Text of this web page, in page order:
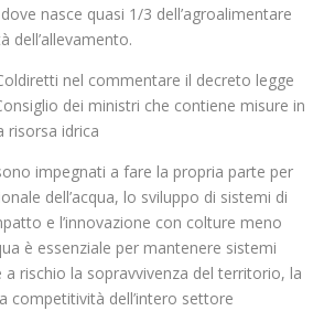
nasce quasi 1/3 dell’agroalimentare
dell’allevamento.
nel commentare il decreto legge
dei ministri che contiene misure in
risorsa idrica
impegnati a fare la propria parte per
dell’acqua, lo sviluppo di sistemi di
e l’innovazione con colture meno
è essenziale per mantenere sistemi
a rischio la sopravvivenza del territorio, la
competitività dell’intero settore